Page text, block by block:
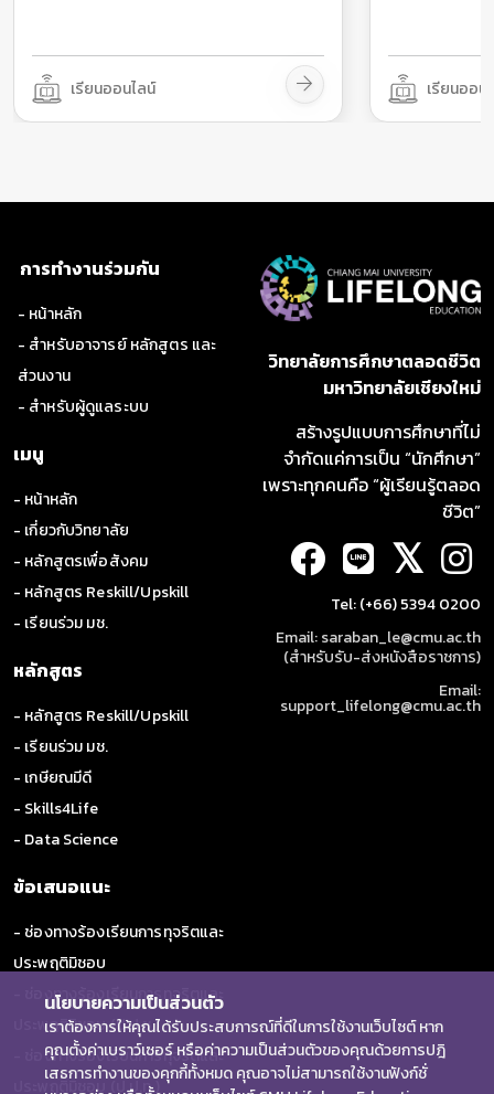
เรียนออนไลน์ เรียนออน
การทำงานร่วมกัน
- หน้าหลัก
- สำหรับอาจารย์ หลักสูตร และ
ส่วนงาน
- สำหรับผู้ดูแลระบบ
เมนู
- หน้าหลัก
- เกี่ยวกับวิทยาลัย
- หลักสูตรเพื่อสังคม
- หลักสูตร Reskill/Upskill
- เรียนร่วม มช.
หลักสูตร
- หลักสูตร Reskill/Upskill
- เรียนร่วม มช.
- เกษียณมีดี
- Skills4Life
- Data Science
ข้อเสนอแนะ
- ช่องทางร้องเรียนการทุจริตและ
ประพฤติมิชอบ
- ช่องทางร้องเรียนการทุจริตและ
ประพฤติมิชอบ (ป.ป.ช.)
- ช่องทางร้องเรียนการทุจริตและ
ประพฤติมิชอบ (ป.ป.ท.)
วิทยาลัยการศึกษาตลอดชีวิต
มหาวิทยาลัยเชียงใหม่
สร้างรูปแบบการศึกษาที่ไม่
จำกัดแค่การเป็น “นักศึกษา”
เพราะทุกคนคือ “ผู้เรียนรู้ตลอด
ชีวิต”
𝕏
Tel: (+66) 5394 0200
Email: saraban_le@cmu.ac.th
(สำหรับรับ-ส่งหนังสือราชการ)
Email:
support_lifelong@cmu.ac.th
นโยบายความเป็นส่วนตัว
เราต้องการให้คุณได้รับประสบการณ์ที่ดีในการใช้งานเว็บไซต์ หาก
คุณตั้งค่าเบราว์เซอร์ หรือค่าความเป็นส่วนตัวของคุณด้วยการปฎิ
เสธการทำงานของคุกกี้ทั้งหมด คุณอาจไม่สามารถใช้งานฟังก์ชั่